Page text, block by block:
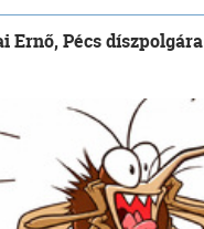
Ernő, Pécs díszpolgára